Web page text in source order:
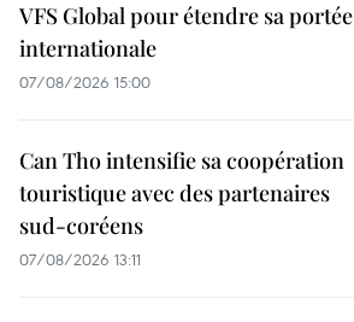
VFS Global pour étendre sa portée
internationale
07/08/2026 15:00
Can Tho intensifie sa coopération
touristique avec des partenaires
sud-coréens
07/08/2026 13:11